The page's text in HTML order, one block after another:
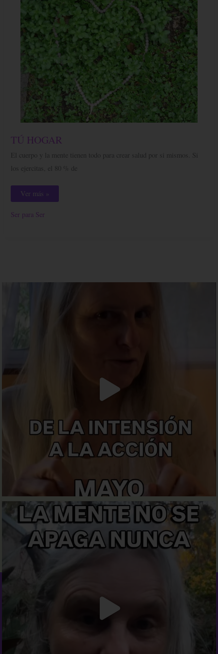
TÚ HOGAR
El cuerpo y la mente tienen todo para crear salud por si mismos. Si
los ejercitas, el 80 % de
TÚ
HOGAR
Ver más »
Ser para Ser